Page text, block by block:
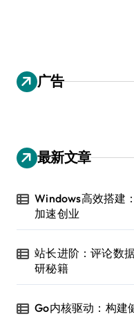
广告
最新文章
Windows高效搭建
加速创业
站长进阶：评论数
研秘籍
Go内核驱动：构建